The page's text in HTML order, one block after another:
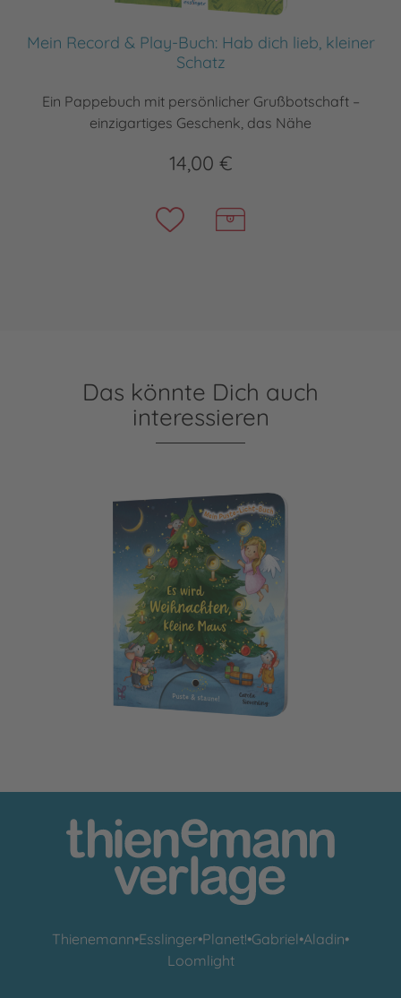
Mein Record & Play-Buch: Hab dich lieb, kleiner
Schatz
Ein Pappebuch mit persönlicher Grußbotschaft –
einzigartiges Geschenk, das Nähe
14,00 €
Das könnte Dich auch
interessieren
Mein Puste-Licht-Buch: Es wird Weihnachten, kleine Maus
Thienemann•Esslinger•Planet!•Gabriel•Aladin•
Loomlight